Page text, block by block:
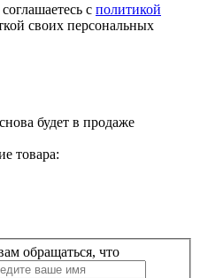
с политикой
своих персональных
будет в продаже
товара: